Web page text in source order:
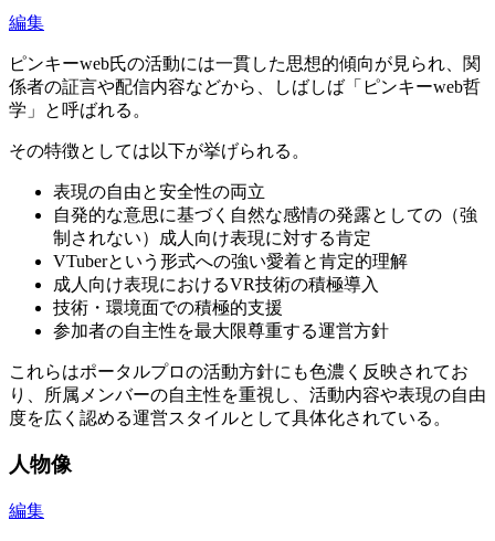
編集
ピンキーweb氏の活動には一貫した思想的傾向が見られ、関
係者の証言や配信内容などから、しばしば「ピンキーweb哲
学」と呼ばれる。
その特徴としては以下が挙げられる。
表現の自由と安全性の両立
自発的な意思に基づく自然な感情の発露としての（強
制されない）成人向け表現に対する肯定
VTuberという形式への強い愛着と肯定的理解
成人向け表現におけるVR技術の積極導入
技術・環境面での積極的支援
参加者の自主性を最大限尊重する運営方針
これらはポータルプロの活動方針にも色濃く反映されてお
り、所属メンバーの自主性を重視し、活動内容や表現の自由
度を広く認める運営スタイルとして具体化されている。
人物像
編集